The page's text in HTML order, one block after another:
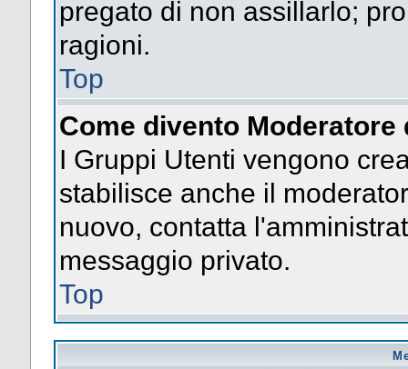
pregato di non assillarlo;
ragioni.
Top
Come divento Moderatore
I Gruppi Utenti vengono
stabilisce anche il
nuovo, contatta
messaggio privato.
Top